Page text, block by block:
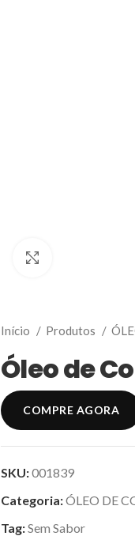
Início Produtos
Óleo de
COMPRE AGORA
SKU:001839
Categoria:ÓLEO DE
Tag:Sem Sabor